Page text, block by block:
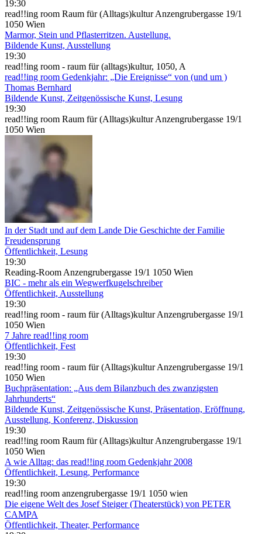
19:30
read!!ing room Raum für (Alltags)kultur Anzengrubergasse 19/1
1050 Wien
Marmor, Stein und Pflasterritzen. Austellung.
Bildende Kunst, Ausstellung
19:30
read!!ing room - raum für (alltags)kultur, 1050, A
read!!ing room Gedenkjahr: „Die Ereignisse“ von (und um )
Thomas Bernhard
Bildende Kunst, Zeitgenössische Kunst, Lesung
19:30
read!!ing room Raum für (Alltags)kultur Anzengrubergasse 19/1
1050 Wien
In der Stadt und auf dem Lande Die Geschichte der Familie
Freudensprung
Öffentlichkeit, Lesung
19:30
Reading-Room Anzengrubergasse 19/1 1050 Wien
BIC - mehr als ein Wegwerfkugelschreiber
Öffentlichkeit, Ausstellung
19:30
read!!ing room - raum für (Alltags)kultur Anzengrubergasse 19/1
1050 Wien
7 Jahre read!!ing room
Öffentlichkeit, Fest
19:30
read!!ing room - raum für (Alltags)kultur Anzengrubergasse 19/1
1050 Wien
Buchpräsentation: „Aus dem Bilanzbuch des zwanzigsten
Jahrhunderts“
Bildende Kunst, Zeitgenössische Kunst, Präsentation, Eröffnung,
Ausstellung, Konferenz, Diskussion
19:30
read!!ing room Raum für (Alltags)kultur Anzengrubergasse 19/1
1050 Wien
A wie Alltag: das read!!ing room Gedenkjahr 2008
Öffentlichkeit, Lesung, Performance
19:30
read!!ing room anzengrubergasse 19/1 1050 wien
Die eigene Welt des Josef Steiger (Theaterstück) von PETER
CAMPA
Öffentlichkeit, Theater, Performance